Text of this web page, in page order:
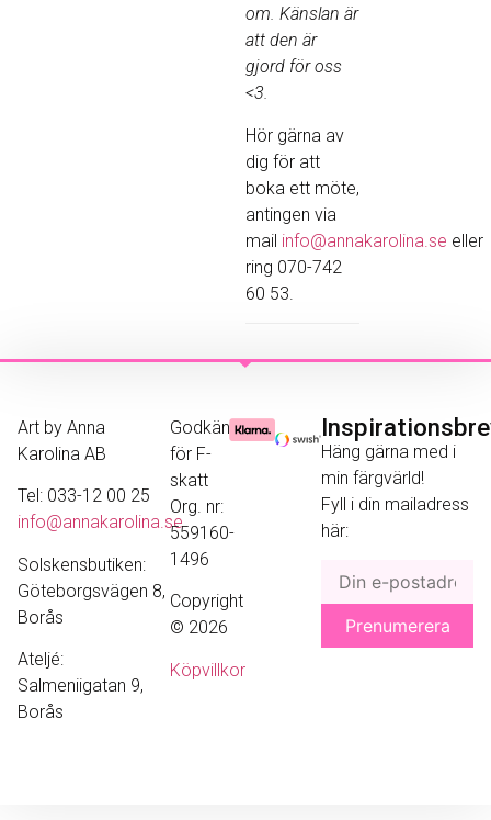
om. Känslan är
att den är
gjord för oss
<3.
Hör gärna av
dig för att
boka ett möte,
antingen via
mail info@annakarolina.se eller
ring 070-742
60 53.
Art by Anna
Karolina AB
Tel: 033-12 00 25
info@annakarolina.se
Solskensbutiken:
Göteborgsvägen 8,
Borås
Ateljé:
Salmeniigatan 9,
Borås
Godkänd
för F-
skatt
Org. nr:
559160-
1496
Copyright
© 2026
Köpvillkor
Häng gärna med i
min färgvärld!
Fyll i din mailadress
här: